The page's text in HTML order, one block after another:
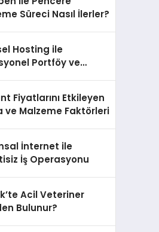
Süreci Nasıl İlerler?
Hosting ile
Portföy ve
Fiyatlarını Etkileyen
ve Malzeme Faktörleri
İnternet ile
İş Operasyonu
Acil Veteriner
Bulunur?